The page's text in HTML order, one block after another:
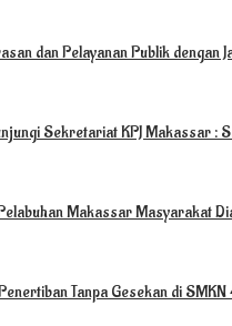
dan Pelayanan Publik dengan
Sekretariat KPJ Makassar :
Makassar Masyarakat
Tanpa Gesekan di